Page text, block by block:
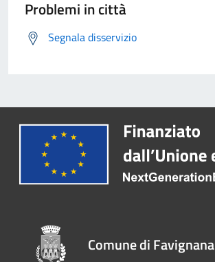
Problemi in città
Segnala disservizio
Comune di Favignana